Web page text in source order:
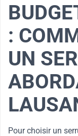
:
UN
Pour choisir un